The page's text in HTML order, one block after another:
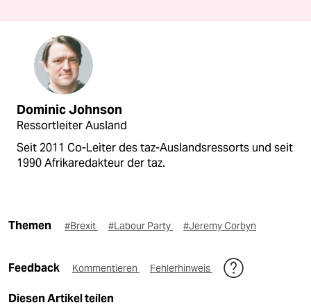
Dominic Johnson
Ressortleiter Ausland
Seit 2011 Co-Leiter des taz-Auslandsressorts und seit
1990 Afrikaredakteur der taz.
Themen #Brexit #Labour Party #Jeremy Corbyn
Feedback Kommentieren Fehlerhinweis
Diesen Artikel teilen